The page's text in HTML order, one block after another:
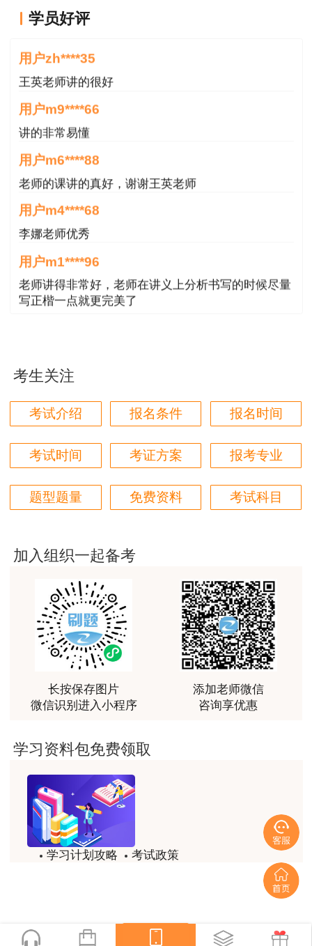
11月6日
19:00-
11月7日
19:00-
21:30
1、考点预测，讲解考试重点、高频考点;
2、点拨考试思路、应试方法，指导答题技巧;
4、互动交流、鼓舞士气，回答学员问题。
一造考试进入倒计时，想要考前冲刺，2022
一级造价师临考特训班等待您的加入！20+小时浓
缩教学，同时拥有配套实用学习资料，四大课程火
学员好评
用户m1****68
用户zh****35
王英老师讲的很好
用户m9****66
讲的非常易懂
用户m6****88
老师的课讲的真好，谢谢王英老师
用户m4****68
李娜老师优秀
用户m1****96
老师讲得非常好，老师在讲义上分析书写的时候尽量
写正楷一点就更完美了
用户85****06
真的是把学习变成自己能理解的语言最重要！
用户m1****88
太喜欢王英老师了
平台历史购买的课程，老师讲的多非常好
老师讲的很细致很认真，课件准备充分也非常有耐
用户m0****88
最棒的预习课
用户m2****66
越听越觉得好
用户m2****66
非常非常非常非常棒！！!！
用户m2****66
非常非常非常非常棒！！!！
土建计量这门课我听了门金瑞和孙琦两位老师的课
试，非常感谢两位老师的课程。
考生关注
考试介绍 报名条件 报名时间
考试时间 考证方案 报考专业
题型题量 免费资料 考试科目
加入组织一起备考
长按保存图片
微信识别进入小程序
添加老师微信
咨询享优惠
学习资料包免费领取
学习计划攻略
考试政策